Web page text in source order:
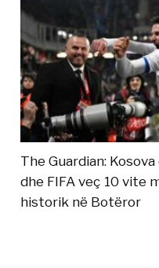
The Guardian:
dhe FIFA veç 10 vite
historik në Botëror